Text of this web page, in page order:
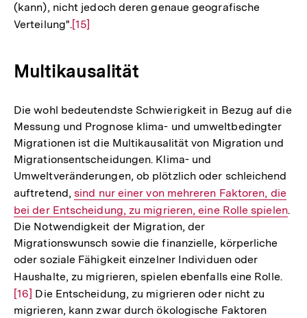
(kann), nicht jedoch deren genaue geografische
Verteilung".Zur
Fußnote
[15]
Multikausalität
Die wohl bedeutendste Schwierigkeit in Bezug auf die
Messung und Prognose klima- und umweltbedingter
Migrationen ist die Multikausalität von Migration und
Migrationsentscheidungen. Klima- und
Umweltveränderungen, ob plötzlich oder schleichend
auftretend,Interner
Link:
sind nur einer von mehreren Faktoren, die
bei der Entscheidung, zu migrieren, eine Rolle spielen.
Die Notwendigkeit der Migration, der
Migrationswunsch sowie die finanzielle, körperliche
oder soziale Fähigkeit einzelner Individuen oder
Haushalte, zu migrieren, spielen ebenfalls eine Rolle.Zur
[16] Die Entscheidung, zu migrieren oder nicht zu
migrieren, kann zwar durch ökologische Faktoren